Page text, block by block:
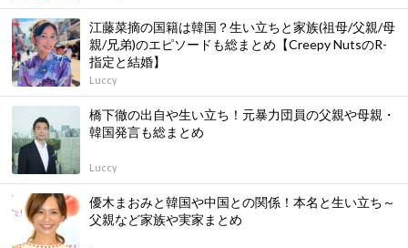
江藤菜摘の国籍は韓国？生い立ちと家族(祖母/父親/母
親/兄弟)のエピソードも総まとめ【Creepy NutsのR-
指定と結婚】
Luccy
橋下徹の出自や生い立ち！元暴力団員の父親や母親・
韓国発言も総まとめ
Luccy
優木まおみと韓国や中国との関係！本名と生い立ち～
父親など家族や実家まとめ